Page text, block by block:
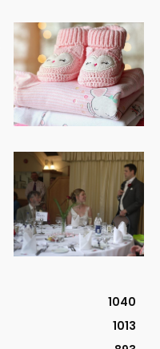
1040
1013